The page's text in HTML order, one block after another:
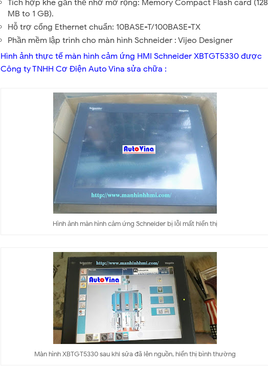
Tích hợp khe gắn thẻ nhớ mở rộng: Memory Compact Flash card (128
MB to 1 GB).
Hỗ trợ cổng Ethernet chuẩn: 10BASE-T/100BASE-TX
Phần mềm lập trình cho màn hình Schneider : Vijeo Designer
Hình ảnh thực tế màn hình cảm ứng HMI Schneider XBTGT5330 được
Công ty TNHH Cơ Điện Auto Vina sửa chữa :
Hình ảnh màn hình cảm ứng Schneider bị lỗi mất hiển thị
Màn hình XBTGT5330 sau khi sửa đã lên nguồn, hiển thị bình thường